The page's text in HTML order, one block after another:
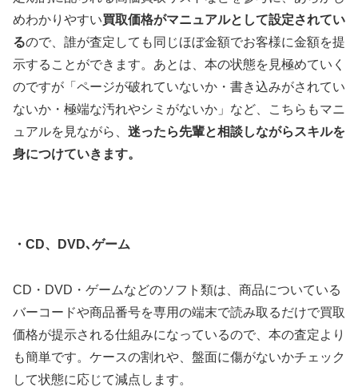
めわかりやすい買取価格がマニュアルとして設定されてい
るので、誰が査定しても同じほぼ金額でお客様に金額を提
示することができます。あとは、本の状態を見極めていく
のですが「ページが破れていないか・書き込みがされてい
ないか・極端な汚れやシミがないか」など、こちらもマニ
ュアルを見ながら、 迷ったら先輩と相談しながらスキルを
身につけていきます。
・CD、DVD､ゲーム
CD・DVD・ゲームなどのソフト類は、商品についている
バーコードや商品番号を専用の端末で読み取るだけで買取
価格が提示される仕組みになっているので、本の査定より
も簡単です。ケースの割れや、盤面に傷がないかチェック
して状態に応じて減点します。